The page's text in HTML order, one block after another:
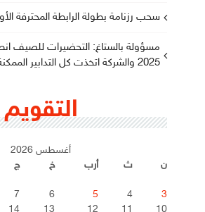
سحب رزنامة بطولة الرابطة المحترفة
مسؤولة بالستاغ: التحضيرات للصيف
2025 والشركة اتخذت كل التدابير الممكنة
التقويم
أغسطس 2026
ن
ث أرب خ ج
3
4
5
6
7
10
11
12
13
14